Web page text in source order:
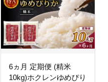
6ヵ月 定期便 (精米
10kg)ホクレンゆめぴり